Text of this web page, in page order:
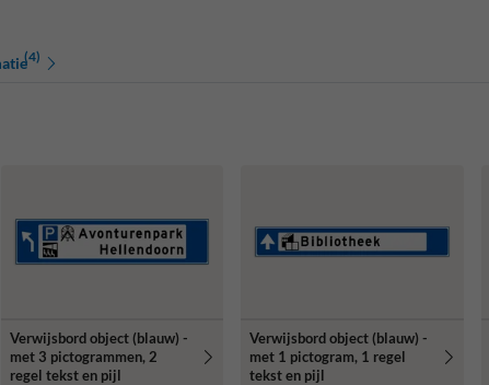
(4)
Verwijsbord object (blauw) -
met 3 pictogrammen, 2
regel tekst en pijl
Verwijsbord object (blauw) -
met 1 pictogram, 1 regel
tekst en pijl